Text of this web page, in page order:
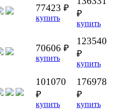
77423 ₽
купить
₽
купить
70606 ₽
купить
123540
₽
купить
101070
₽
купить
176978
₽
купить